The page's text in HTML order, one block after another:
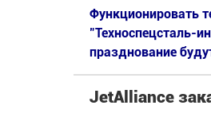
Функционировать
"Техноспецсталь-
празднование
JetAlliance